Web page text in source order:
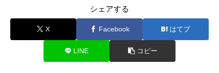
シェアする
X Facebook はてブ
LINE コピー